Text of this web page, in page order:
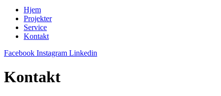
Hjem
Projekter
Service
Kontakt
Facebook Instagram Linkedin
Kontakt